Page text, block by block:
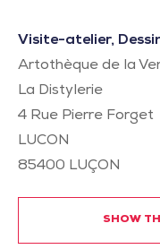
Visite-atelier,
Artothèque de la
La Distylerie
4 Rue Pierre Forget
LUCON
85400 LUÇON
SHOW